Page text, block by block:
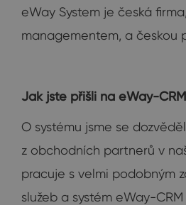
eWay System je česká
managementem, a českou
Jak jste přišli na eWay-
O systému jsme se
z obchodních partnerů v
pracuje s velmi podobným
služeb a systém eWay-